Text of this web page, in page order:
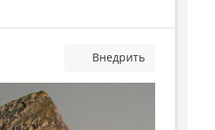
Внедрить